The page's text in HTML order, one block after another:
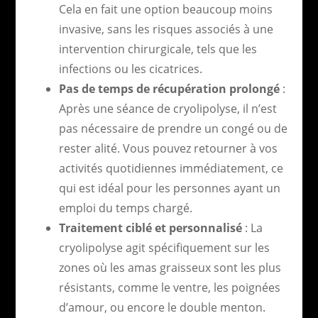
Cela en fait une option beaucoup moins
invasive, sans les risques associés à une
intervention chirurgicale, tels que les
infections ou les cicatrices.
Pas de temps de récupération prolongé:
Après une séance de cryolipolyse, il n’est
pas nécessaire de prendre un congé ou de
rester alité. Vous pouvez retourner à vos
activités quotidiennes immédiatement, ce
qui est idéal pour les personnes ayant un
emploi du temps chargé.
Traitement ciblé et personnalisé: La
cryolipolyse agit spécifiquement sur les
zones où les amas graisseux sont les plus
résistants, comme le ventre, les poignées
d’amour, ou encore le double menton.